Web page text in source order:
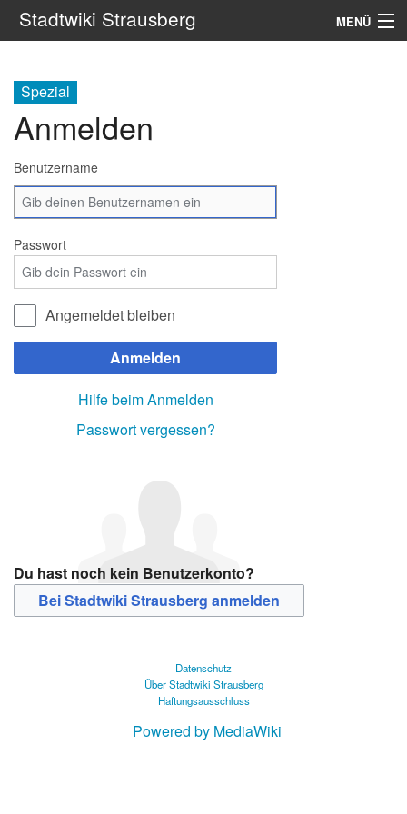
Stadtwiki Strausberg MENÜ
Portale
Spezial
Anmelden
Benutzername
Passwort
Angemeldet bleiben
Anmelden
Hilfe beim Anmelden
Passwort vergessen?
Du hast noch kein Benutzerkonto?
Bei Stadtwiki Strausberg anmelden
Datenschutz
Über Stadtwiki Strausberg
Haftungsausschluss
Powered by MediaWiki